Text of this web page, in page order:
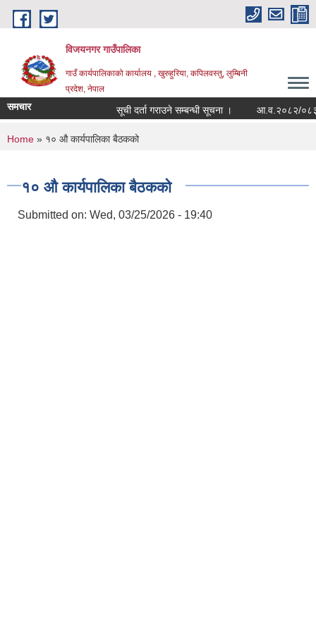
Skip to main content
विजयनगर गाउँपालिका
गाउँ कार्यपालिकाको कार्यालय , खुरुहुरिया, कपिलवस्तु, लुम्बिनी
प्रदेश, नेपाल
समचार सूची दर्ता गराउने सम्बन्धी सूचना । आ.व.२०८२/०८३मा
You are here
Home » १० औ कार्यपालिका बैठकको
१० औ कार्यपालिका बैठकको
Submitted on: Wed, 03/25/2026 - 19:40